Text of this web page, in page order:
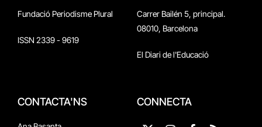
Fundació Periodisme Plural
ISSN 2339 - 9619
Carrer Bailén 5, principal.
08010, Barcelona
El Diari de l'Educació
CONTACTA'NS CONNECTA